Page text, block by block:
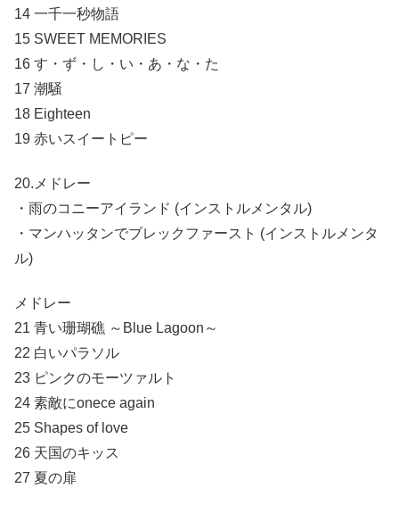
14 一千一秒物語
15 SWEET MEMORIES
16 す・ず・し・い・あ・な・た
17 潮騒
18 Eighteen
19 赤いスイートピー
20.メドレー
・雨のコニーアイランド (インストルメンタル)
・マンハッタンでブレックファースト (インストルメンタ
ル)
メドレー
21 青い珊瑚礁 ～Blue Lagoon～
22 白いパラソル
23 ピンクのモーツァルト
24 素敵にonece again
25 Shapes of love
26 天国のキッス
27 夏の扉